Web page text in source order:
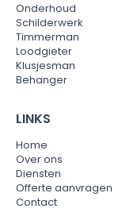
Onderhoud
Schilderwerk
Timmerman
Loodgieter
Klusjesman
Behanger
LINKS
Home
Over ons
Diensten
Offerte aanvragen
Contact